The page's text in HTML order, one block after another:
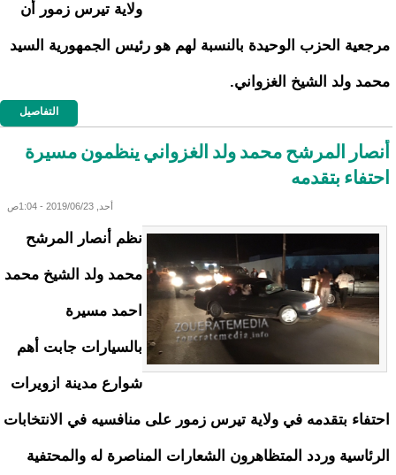
ولاية تيرس زمور أن
مرجعية الحزب الوحيدة بالنسبة لهم هو رئيس الجمهورية السيد
محمد ولد الشيخ الغزواني.
التفاصيل
أنصار المرشح محمد ولد الغزواني ينظمون مسيرة
احتفاء بتقدمه
أحد, 2019/06/23 - 1:04ص
نظم أنصار المرشح
محمد ولد الشيخ محمد
احمد مسيرة
بالسيارات جابت أهم
شوارع مدينة ازويرات
احتفاء بتقدمه في ولاية تيرس زمور على منافسيه في الانتخابات
الرئاسية وردد المتظاهرون الشعارات المناصرة له والمحتفية